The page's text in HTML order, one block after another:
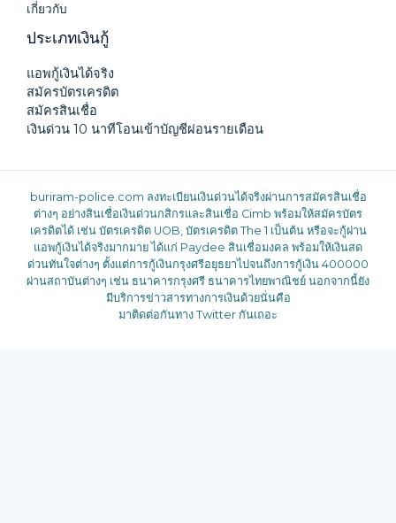
เกี่ยวกับ
ประเภทเงินกู้
แอพกู้เงินได้จริง
สมัครบัตรเครดิต
สมัครสินเชื่อ
เงินด่วน 10 นาทีโอนเข้าบัญชีผ่อนรายเดือน
buriram-police.com ลงทะเบียนเงินด่วนได้จริงผ่านการสมัครสินเชื่อ
ต่างๆ อย่างสินเชื่อเงินด่วนกสิกรและสินเชื่อ Cimb พร้อมให้สมัครบัตร
เครดิตได้ เช่น บัตรเครดิต UOB, บัตรเครดิต The 1 เป็นต้น หรือจะกู้ผ่าน
แอพกู้เงินได้จริงมากมาย ได้แก่ Paydee สินเชื่อมงคล พร้อมให้เงินสด
ด่วนทันใจต่างๆ ตั้งแต่การกู้เงินกรุงศรีอยุธยาไปจนถึงการกู้เงิน 400000
ผ่านสถาบันต่างๆ เช่น ธนาคารกรุงศรี ธนาคารไทยพาณิชย์ นอกจากนี้ยัง
มีบริการข่าวสารทางการเงินด้วยนั่นคือ
มาติดต่อกันทาง Twitter กันเถอะ